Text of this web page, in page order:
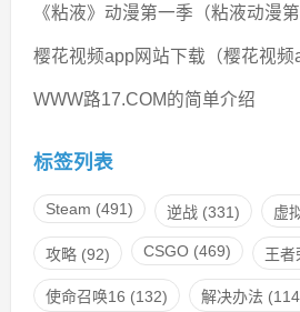
《粘液》动漫第一季（粘液动漫
樱花视频app网站下载（樱花视频
WWW路17.COM的简单介绍
标签列表
Steam (491) 逆战(331) 虚
攻略(92) CSGO(469) 王者
使命召唤16 (132) 解决办法